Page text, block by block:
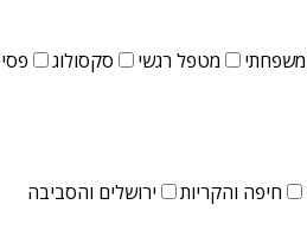
מטפל רגשי סקסולוג
חיפה והקריות ירושלים והסביבה